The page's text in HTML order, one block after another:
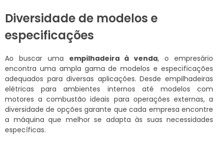
Diversidade de modelos e
especificações
Ao buscar uma empilhadeira à venda, o empresário
encontra uma ampla gama de modelos e especificações
adequados para diversas aplicações. Desde empilhadeiras
elétricas para ambientes internos até modelos com
motores a combustão ideais para operações externas, a
diversidade de opções garante que cada empresa encontre
a máquina que melhor se adapta às suas necessidades
específicas.